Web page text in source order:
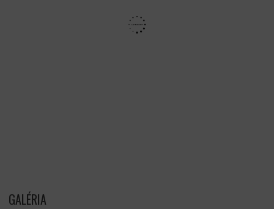
GALÉRIA